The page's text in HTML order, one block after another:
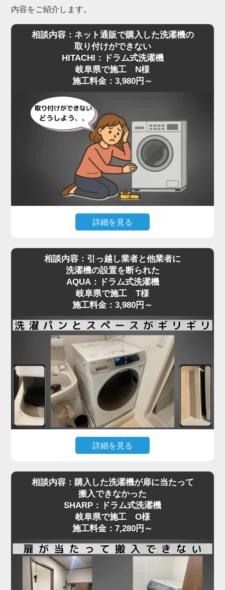
内容をご紹介します。
相談内容：ネット通販で購入した洗濯機の
取り付けができない
HITACHI：ドラム式洗濯機
岐阜県で施工 N様
施工料金：3,980円～
詳細を見る
される方が増えていますが、実際に届いてみると本
体が非常に重く、自力での移動や取り付けが難しい
と感じる方も多いようです。特に設置場所までの搬
入や、わずかな段差の乗り越え、排水や給水の接続
作業などは、専門知識がないと手に負えないケース
も少なくありません。
岐阜県で施工をご依頼いただいたN様も、ネットで
購入したドラム式洗濯機を玄関先までは運べたもの
の、「重くて一人では設置場所まで動かせない」と
お困りでした。私たちは現地にて搬入から位置調
整、アジャスターの調整、水栓や排水の接続までを
一括で対応し、安心してご使用いただける状態に仕
上げました。ドラム式洗濯機の施工料金は3,980円
～と明瞭で、コスト面でもご満足いただけました。
ドラム式洗濯機の取り付けは、見た目以上に重量や
配管の問題でトラブルになりやすい作業です。ご自
身での無理な設置は事故や水漏れの原因にもなりま
すので、専門の業者にお任せいただくのが安心で
す。お困りの際は、ぜひお気軽にご相談ください。
相談内容：引っ越し業者と他業者に
洗濯機の設置を断られた
AQUA：ドラム式洗濯機
岐阜県で施工 T様
施工料金：3,980円～
詳細を見る
濯パンと本体のサイズがギリギリで、引っ越し業者
から「設置はできない」と断られてしまった…そん
なご相談を、岐阜県で施工をご依頼いただいたT様
からいただきました。設置予定のAQUA製ドラム式
洗濯機は、洗面台・壁・ドア枠の間にピタリと収め
る必要があり、数センチの誤差も許されない状況で
した。
さらに、他の業者にも断られたとのことで、当店に
相談内容：購入した洗濯機が扉に当たって
搬入できなかった
SHARP：ドラム式洗濯機
岐阜県で施工 O様
施工料金：7,280円～